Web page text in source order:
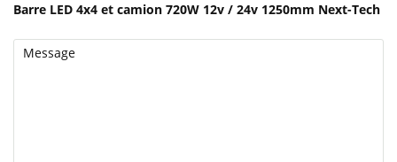
Barre LED 4x4 et camion 720W 12v / 24v 1250mm Next-Tech